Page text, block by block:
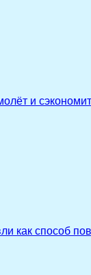
и
как способ